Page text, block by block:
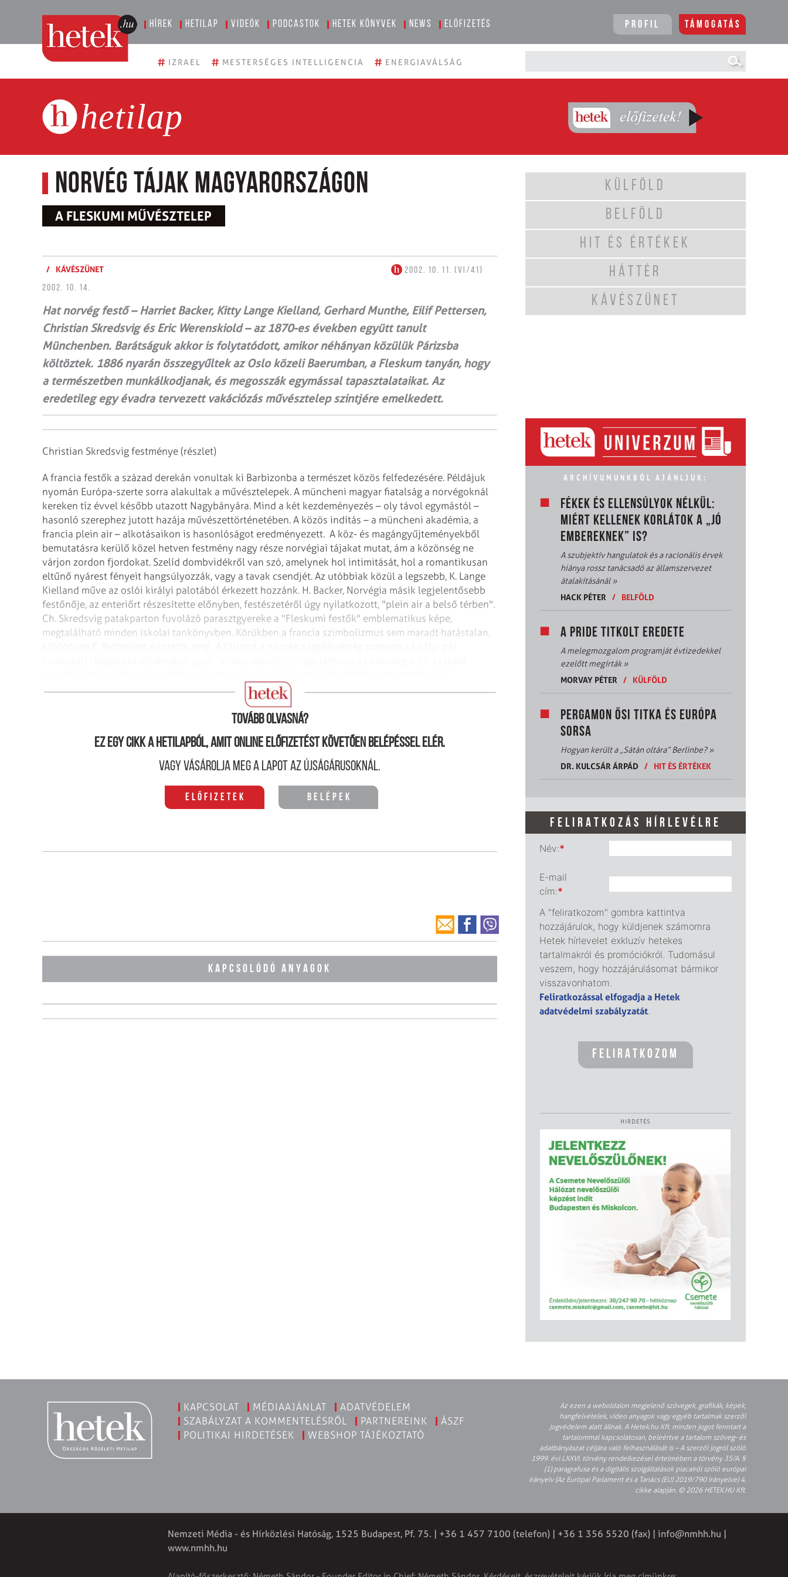
Hírek Hetilap Videók Podcastok Hetek könyvek News Előfizetés Profil Támogatás
# IZRAEL # MESTERSÉGES INTELLIGENCIA # ENERGIAVÁLSÁG
hetilap
Norvég tájak Magyarországon
A FLESKUMI MŰVÉSZTELEP
/ KÁVÉSZÜNET
2002. 10. 11. (VI/41)
2002. 10. 14.
Hat norvég festő – Harriet Backer, Kitty Lange Kielland, Gerhard Munthe, Eilif Pettersen,
Christian Skredsvig és Eric Werenskiold – az 1870-es években együtt tanult
Münchenben. Barátságuk akkor is folytatódott, amikor néhányan közülük Párizsba
költöztek. 1886 nyarán összegyűltek az Oslo közeli Baerumban, a Fleskum tanyán, hogy
a természetben munkálkodjanak, és megosszák egymással tapasztalataikat. Az
eredetileg egy évadra tervezett vakációzás művésztelep szintjére emelkedett.
Christian Skredsvig festménye (részlet)
A francia festők a század derekán vonultak ki Barbizonba a természet közös felfedezésére. Példájuk
nyomán Európa-szerte sorra alakultak a művésztelepek. A müncheni magyar fiatalság a norvégoknál
kereken tíz évvel később utazott Nagybányára. Mind a két kezdeményezés – oly távol egymástól –
hasonló szerephez jutott hazája művészettörténetében. A közös indítás – a müncheni akadémia, a
francia plein air – alkotásaikon is hasonlóságot eredményezett. A köz- és magángyűjteményekből
bemutatásra kerülő közel hetven festmény nagy része norvégiai tájakat mutat, ám a közönség ne
várjon zordon fjordokat. Szelíd dombvidékről van szó, amelynek hol intimitását, hol a romantikusan
eltűnő nyárest fényeit hangsúlyozzák, vagy a tavak csendjét. Az utóbbiak közül a legszebb, K. Lange
Kielland műve az oslói királyi palotából érkezett hozzánk. H. Backer, Norvégia másik legjelentősebb
festőnője, az enteriőrt részesítette előnyben, festészetéről úgy nyilatkozott, "plein air a belső térben".
Ch. Skredsvig patakparton fuvolázó parasztgyereke a "Fleskumi festők" emblematikus képe,
megtalálható minden iskolai tankönyvben. Körükben a francia szimbolizmus sem maradt hatástalan,
Tovább olvasná?
Ez egy cikk a hetilapból, amit online előfizetést követően belépéssel elér.
Vagy vásárolja meg a lapot az újságárusoknál.
Előfizetek Belépek
KAPCSOLÓDÓ ANYAGOK
KÜLFÖLD
BELFÖLD
HIT ÉS ÉRTÉKEK
HÁTTÉR
KÁVÉSZÜNET
ARCHÍVUMUNKBÓL AJÁNLJUK:
FÉKEK ÉS ELLENSÚLYOK NÉLKÜL:
MIÉRT KELLENEK KORLÁTOK A „JÓ
EMBEREKNEK” IS?
A szubjektív hangulatok és a racionális érvek
hiánya rossz tanácsadó az államszervezet
átalakításánál»
HACK PÉTER
/ BELFÖLD
A PRIDE TITKOLT EREDETE
A melegmozgalom programját évtizedekkel
ezelőtt megírták»
MORVAY PÉTER
/ KÜLFÖLD
PERGAMON ŐSI TITKA ÉS EURÓPA
SORSA
Hogyan került a „Sátán oltára” Berlinbe?»
DR. KULCSÁR ÁRPÁD
/ HIT ÉS ÉRTÉKEK
FELIRATKOZÁS HÍRLEVÉLRE
Név:*
E-mail
cím:*
A "feliratkozom" gombra kattintva
hozzájárulok, hogy küldjenek számomra
Hetek hírlevelet exkluzív hetekes
tartalmakról és promóciókról. Tudomásul
veszem, hogy hozzájárulásomat bármikor
visszavonhatom.
Feliratkozással elfogadja a Hetek
adatvédelmi szabályzatát.
HIRDETÉS
KAPCSOLAT MÉDIAAJÁNLAT
ADATVÉDELEM
SZABÁLYZAT A KOMMENTELÉSRŐL
PARTNEREINK
ÁSZF
POLITIKAI HIRDETÉSEK
WEBSHOP TÁJÉKOZTATÓ
Az ezen a weboldalon megjelenő szövegek, grafikák, képek,
hangfelvételek, video anyagok vagy egyéb tartalmak szerzői
jogvédelem alatt állnak. A Hetek.hu Kft. minden jogot fenntart a
tartalommal kapcsolatosan, beleértve a tartalom szöveg- és
adatbányászat céljára való felhasználását is – A szerzői jogról szóló
1999. évi LXXVI. törvény rendelkezései értelmében a törvény 35/A. §
(1) paragrafusa és a digitális szolgáltatások piacairól szóló európai
irányelv (Az Európai Parlament és a Tanács (EU) 2019/790 Irányelve) 4.
cikke alapján. © 2026 HETEK.HU Kft.
Nemzeti Média - és Hírközlési Hatóság, 1525 Budapest, Pf. 75. | +36 1 457 7100 (telefon) | +36 1 356 5520 (fax) | info@nmhh.hu
www.nmhh.hu